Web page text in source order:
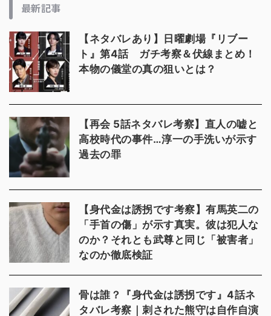
最新記事
【ネタバレあり】日曜劇場『リブー
ト』第4話 ガチ考察＆伏線まとめ！
本物の儀堂の真の狙いとは？
【再会 5話ネタバレ考察】直人の嘘と
高校時代の事件…淳一の手洗いが示す
過去の罪
【身代金は誘拐です考察】有馬英二の
「手首の傷」が示す真実。彼は犯人な
のか？それとも武尊と同じ「被害者」
なのか徹底検証
骨は誰？『身代金は誘拐です』4話ネ
タバレ考察｜刺された熊守は自作自演